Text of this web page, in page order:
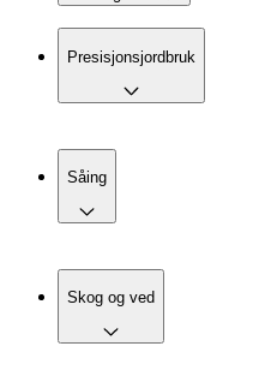
Presisjonsjordbruk
Såing
Skog og ved